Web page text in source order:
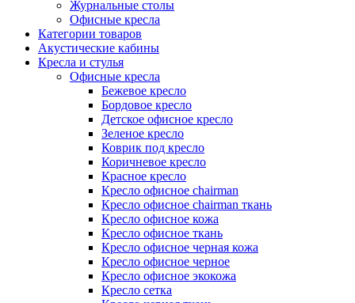
Журнальные столы
Офисные кресла
Категории товаров
Акустические кабины
Кресла и стулья
Офисные кресла
Бежевое кресло
Бордовое кресло
Детское офисное кресло
Зеленое кресло
Коврик под кресло
Коричневое кресло
Красное кресло
Кресло офисное chairman
Кресло офисное chairman ткань
Кресло офисное кожа
Кресло офисное ткань
Кресло офисное черная кожа
Кресло офисное черное
Кресло офисное экокожа
Кресло сетка